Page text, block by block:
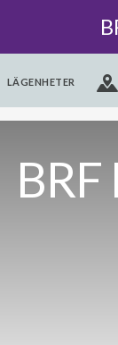
LÄGENHETER